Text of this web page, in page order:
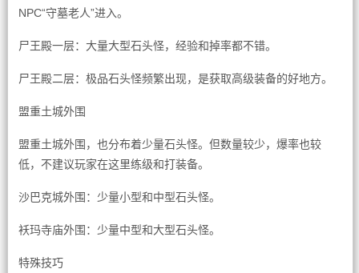
NPC“守墓老人”进入。
尸王殿一层：大量大型石头怪，经验和掉率都不错。
尸王殿二层：极品石头怪频繁出现，是获取高级装备的好地方。
盟重土城外围
盟重土城外围，也分布着少量石头怪。但数量较少，爆率也较
低，不建议玩家在这里练级和打装备。
沙巴克城外围：少量小型和中型石头怪。
袄玛寺庙外围：少量中型和大型石头怪。
特殊技巧